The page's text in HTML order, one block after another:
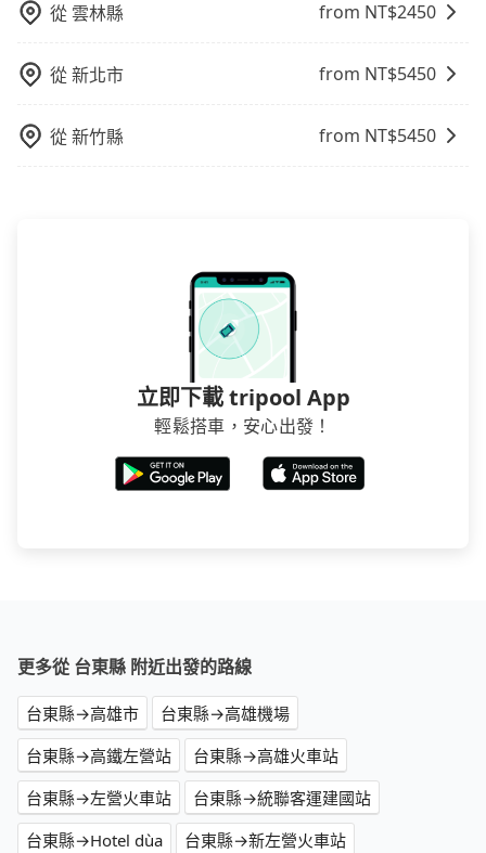
從雲林縣 from NT$2450
從新北市 from NT$5450
從新竹縣 from NT$5450
立即下載 tripool App
輕鬆搭車，安心出發！
更多從 台東縣 附近出發的路線
台東縣→高雄市
台東縣→高雄機場
台東縣→高鐵左營站
台東縣→高雄火車站
台東縣→左營火車站
台東縣→統聯客運建國站
台東縣→Hotel dùa
台東縣→新左營火車站